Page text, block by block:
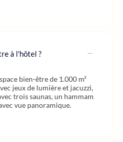
à l'hôtel ?
bien-être de 1.000 m²
jeux de lumière et jacuzzi,
trois saunas, un hammam
vue panoramique.